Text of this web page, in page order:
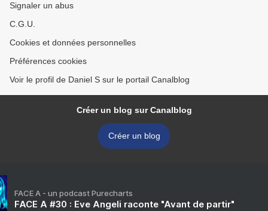
Signaler un abus
C.G.U.
Cookies et données personnelles
Préférences cookies
Voir le profil de Daniel S sur le portail Canalblog
Créer un blog sur Canalblog
Créer un blog
FACE A - un podcast Purecharts
FACE A #30 : Eve Angeli raconte "Avant de partir"